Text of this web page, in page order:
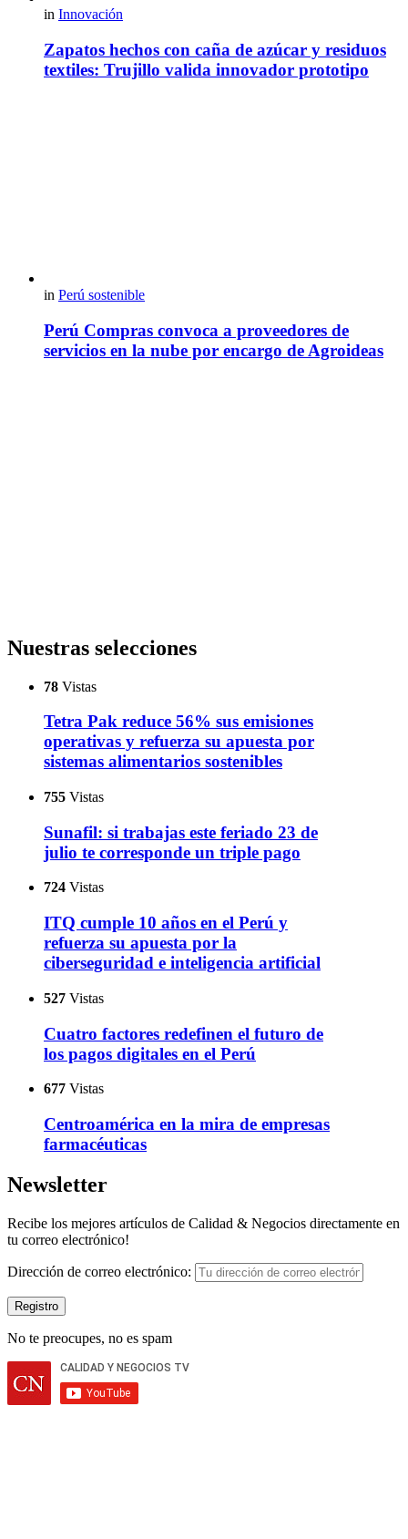
in Innovación
Zapatos hechos con caña de azúcar y residuos
textiles: Trujillo valida innovador prototipo
in Perú sostenible
Perú Compras convoca a proveedores de
servicios en la nube por encargo de Agroideas
Nuestras selecciones
78 Vistas
Tetra Pak reduce 56% sus emisiones
operativas y refuerza su apuesta por
sistemas alimentarios sostenibles
755 Vistas
Sunafil: si trabajas este feriado 23 de
julio te corresponde un triple pago
724 Vistas
ITQ cumple 10 años en el Perú y
refuerza su apuesta por la
ciberseguridad e inteligencia artificial
527 Vistas
Cuatro factores redefinen el futuro de
los pagos digitales en el Perú
677 Vistas
Centroamérica en la mira de empresas
farmacéuticas
Newsletter
Recibe los mejores artículos de Calidad & Negocios directamente en
tu correo electrónico!
Dirección de correo electrónico:
No te preocupes, no es spam